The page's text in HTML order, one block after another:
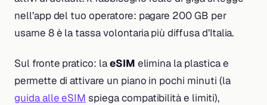
nell’app del tuo operatore: pagare 200 GB per
usarne 8 è la tassa volontaria più diffusa d’Italia.
Sul fronte pratico: laeSIM elimina la plastica e
permette di attivare un piano in pochi minuti (la
guida alle eSIM spiega compatibilità e limiti),